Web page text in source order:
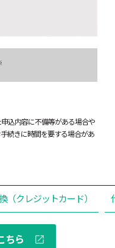
込内容に不備等がある場合や
続きに時間を要する場合があ
（クレジットカード）
ちら